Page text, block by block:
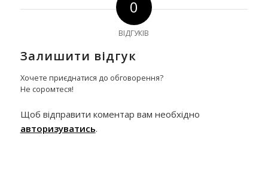
0
ВІДГУКІВ
Залишити відгук
Хочете приєднатися до обговорення?
Не соромтеся!
Щоб відправити коментар вам необхідно
авторизуватись.